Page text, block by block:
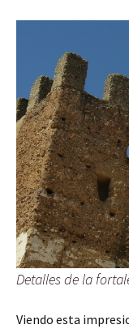
Detalles de la
Viendo esta